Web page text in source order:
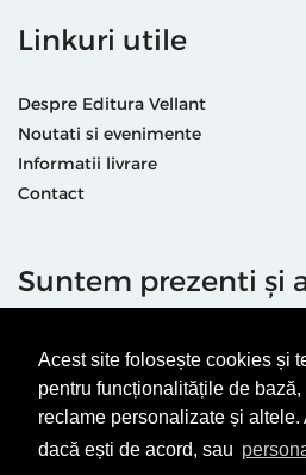
Acest site folosește cookies și
pentru funcționalitățile de
reclame personalizate și
dacă ești de acord, sau
Linkuri utile
Despre Editura Vellant
Noutati si evenimente
Informatii livrare
Contact
Suntem prezenti și
Termeni & condiții Politică de